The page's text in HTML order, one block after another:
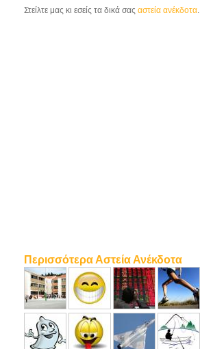
Στείλτε μας κι εσείς τα δικά σαςαστεία ανέκδοτα.
Περισσότερα Αστεία Ανέκδοτα